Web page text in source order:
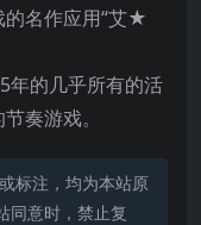
的名作应用“艾★
年的几乎所有的活
奏游戏。
标注，均为本站原
同意时，禁止复